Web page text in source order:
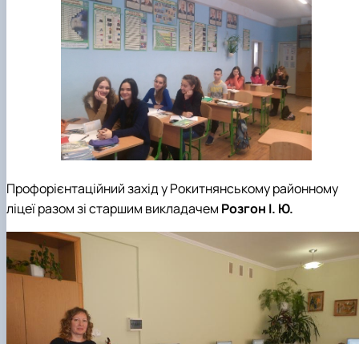
Профорієнтаційний захід у Рокитнянському районному
ліцеї разом зі старшим викладачем Розгон І. Ю.